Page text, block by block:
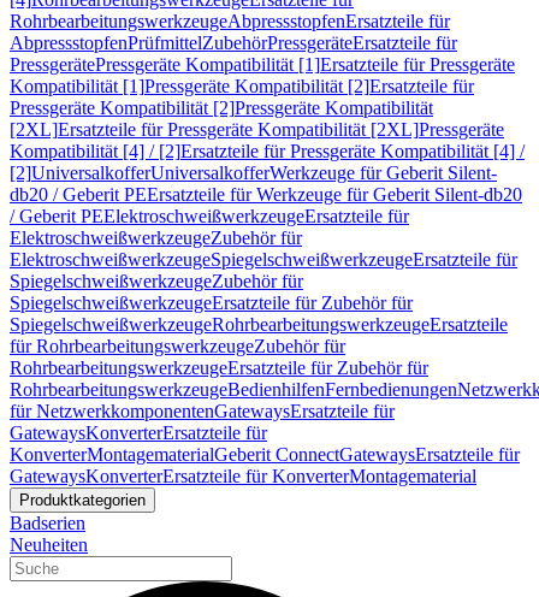
RohrbearbeitungswerkzeugeAbpressstopfenErsatzteile für
AbpressstopfenPrüfmittelZubehörPressgeräteErsatzteile für
PressgerätePressgeräte Kompatibilität [1]Ersatzteile für Pressgeräte
Kompatibilität [1]Pressgeräte Kompatibilität [2]Ersatzteile für
Pressgeräte Kompatibilität [2]Pressgeräte Kompatibilität
[2XL]Ersatzteile für Pressgeräte Kompatibilität [2XL]Pressgeräte
Kompatibilität [4] / [2]Ersatzteile für Pressgeräte Kompatibilität [4] /
[2]UniversalkofferUniversalkofferWerkzeuge für Geberit Silent-
db20 / Geberit PEErsatzteile für Werkzeuge für Geberit Silent-db20
/ Geberit PEElektroschweißwerkzeugeErsatzteile für
ElektroschweißwerkzeugeZubehör für
ElektroschweißwerkzeugeSpiegelschweißwerkzeugeErsatzteile für
SpiegelschweißwerkzeugeZubehör für
SpiegelschweißwerkzeugeErsatzteile für Zubehör für
SpiegelschweißwerkzeugeRohrbearbeitungswerkzeugeErsatzteile
für RohrbearbeitungswerkzeugeZubehör für
RohrbearbeitungswerkzeugeErsatzteile für Zubehör für
RohrbearbeitungswerkzeugeBedienhilfenFernbedienungen
für NetzwerkkomponentenGatewaysErsatzteile für
GatewaysKonverterErsatzteile für
KonverterMontagematerialGeberit ConnectGatewaysErsatzteile für
GatewaysKonverterErsatzteile für KonverterMontagematerial
Produktkategorien
Badserien
Neuheiten